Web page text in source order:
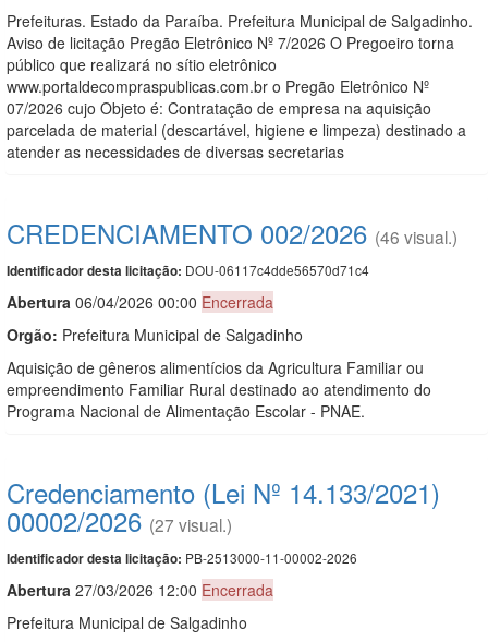
Prefeituras. Estado da Paraíba. Prefeitura Municipal de Salgadinho.
Aviso de licitação Pregão Eletrônico Nº 7/2026 O Pregoeiro torna
público que realizará no sítio eletrônico
www.portaldecompraspublicas.com.br o Pregão Eletrônico Nº
07/2026 cujo Objeto é: Contratação de empresa na aquisição
parcelada de material (descartável, higiene e limpeza) destinado a
atender as necessidades de diversas secretarias
CREDENCIAMENTO 002/2026 (46 visual.)
Identificador desta licitação: DOU-06117c4dde56570d71c4
Abertura 06/04/2026 00:00 Encerrada
Orgão: Prefeitura Municipal de Salgadinho
Aquisição de gêneros alimentícios da Agricultura Familiar ou
empreendimento Familiar Rural destinado ao atendimento do
Programa Nacional de Alimentação Escolar - PNAE.
Credenciamento (Lei Nº 14.133/2021)
00002/2026 (27 visual.)
Identificador desta licitação: PB-2513000-11-00002-2026
Abertura 27/03/2026 12:00 Encerrada
Prefeitura Municipal de Salgadinho